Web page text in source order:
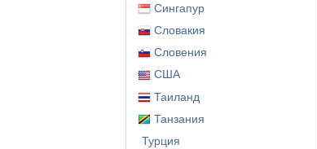
Сингапур
Словакия
Словения
США
Таиланд
Танзания
Турция